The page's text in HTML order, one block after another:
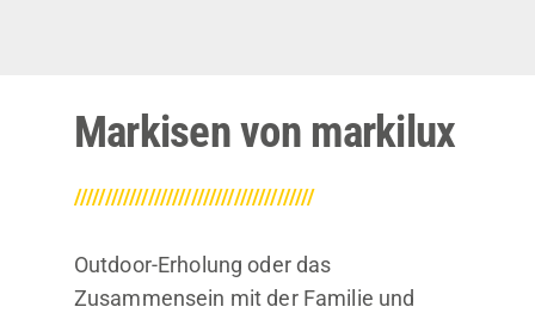
Markisen von markilux
///////////////////////////////////////
Outdoor-Erholung oder das
Zusammensein mit der Familie und